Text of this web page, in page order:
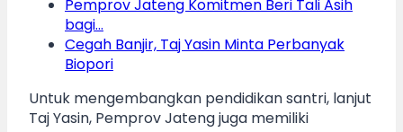
Pemprov Jateng Komitmen Beri Tali Asih
bagi…
Cegah Banjir, Taj Yasin Minta Perbanyak
Biopori
Untuk mengembangkan pendidikan santri, lanjut
Taj Yasin, Pemprov Jateng juga memiliki